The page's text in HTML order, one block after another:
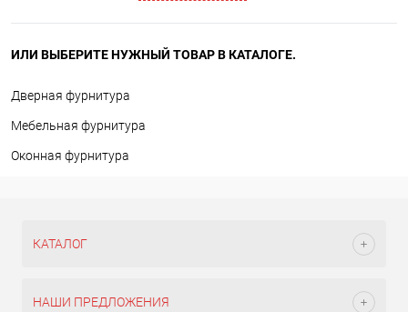
ИЛИ ВЫБЕРИТЕ НУЖНЫЙ ТОВАР В КАТАЛОГЕ.
Дверная фурнитура
Мебельная фурнитура
Оконная фурнитура
КАТАЛОГ
НАШИ ПРЕДЛОЖЕНИЯ